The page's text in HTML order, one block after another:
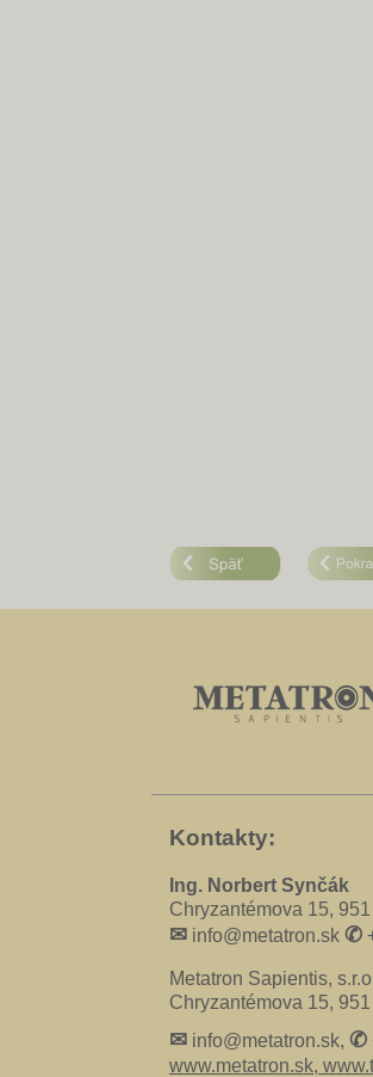
Kontakty:
Ing. Norbert Synčák
Chryzantémova 15,
✉ info@metatron.sk ✆
Metatron Sapientis,
Chryzantémova 15,
✉ info@metatron.sk, ✆
www.metatron.sk,